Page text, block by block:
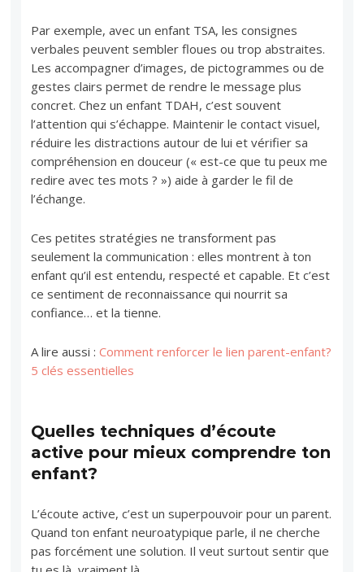
Par exemple, avec un enfant TSA, les consignes
verbales peuvent sembler floues ou trop abstraites.
Les accompagner d’images, de pictogrammes ou de
gestes clairs permet de rendre le message plus
concret. Chez un enfant TDAH, c’est souvent
l’attention qui s’échappe. Maintenir le contact visuel,
réduire les distractions autour de lui et vérifier sa
compréhension en douceur (« est-ce que tu peux me
redire avec tes mots ? ») aide à garder le fil de
l’échange.
Ces petites stratégies ne transforment pas
seulement la communication : elles montrent à ton
enfant qu’il est entendu, respecté et capable. Et c’est
ce sentiment de reconnaissance qui nourrit sa
confiance… et la tienne.
A lire aussi :Comment renforcer le lien parent-enfant?
5 clés essentielles
Quelles techniques d’écoute
active pour mieux comprendre ton
enfant?
L’écoute active, c’est un superpouvoir pour un parent.
Quand ton enfant neuroatypique parle, il ne cherche
pas forcément une solution. Il veut surtout sentir que